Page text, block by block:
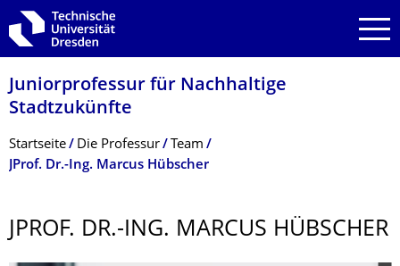
Zur Hauptnavigation springen
Zur Suche springen
Zum Inhalt springen
Juniorprofessur für Nachhaltige
Stadtzukünfte
Breadcrumb-Menü
Startseite Die Professur
Team
JProf. Dr.-Ing. Marcus Hübscher
JPROF. DR.-ING. MARCUS HÜBSCHER